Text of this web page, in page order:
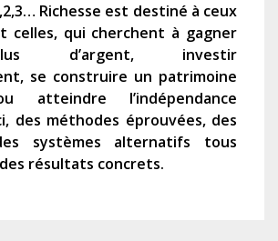
Richesse est destiné à ceux
celles, qui cherchent à gagner
d’argent, investir
se construire un patrimoine
atteindre l’indépendance
des méthodes éprouvées, des
systèmes alternatifs tous
résultats concrets.